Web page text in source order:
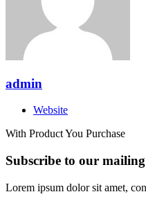
admin
Website
With Product You Purchase
Subscribe to our
Lorem ipsum dolor sit amet,